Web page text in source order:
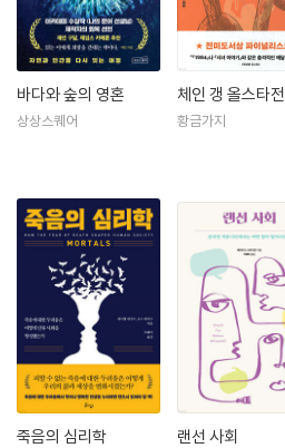
바다와 숲의 영혼
상상스퀘어
체인 갱 올스타전
황금가지
죽음의 심리학 랜선 사회